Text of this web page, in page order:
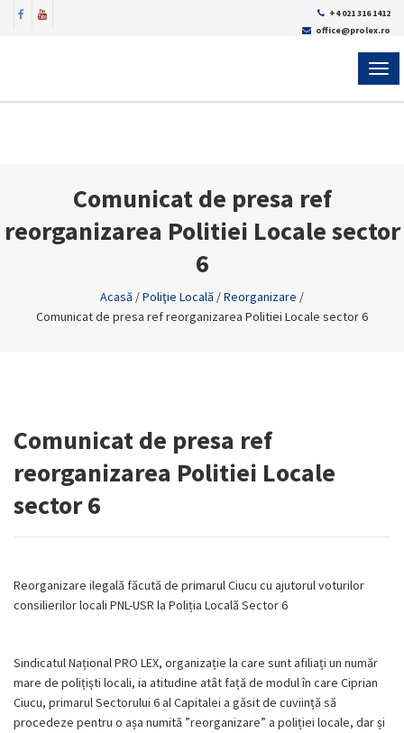
+4 021 316 1412
office@prolex.ro
Comunicat de presa ref
reorganizarea Politiei Locale sector
6
Acasă /Poliţie Locală /Reorganizare /
Comunicat de presa ref reorganizarea Politiei Locale sector 6
Comunicat de presa ref
reorganizarea Politiei Locale
sector 6
Reorganizare ilegală făcută de primarul Ciucu cu ajutorul voturilor
consilierilor locali PNL-USR la Poliția Locală Sector 6
Sindicatul Național PRO LEX, organizație la care sunt afiliați un număr
mare de polițiști locali, ia atitudine atât față de modul în care Ciprian
Ciucu, primarul Sectorului 6 al Capitalei a găsit de cuviință să
procedeze pentru o așa numită ”reorganizare” a poliției locale, dar și